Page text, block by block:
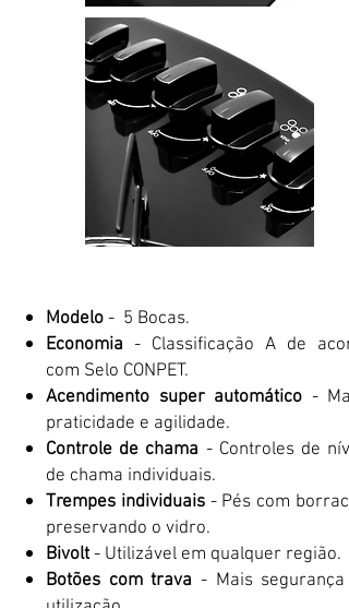
Modelo - 5 Bocas.
Economia - Classificação A de
com Selo CONPET.
Acendimento super automático -
praticidade e agilidade.
Controle de chama - Controles de
de chama individuais.
Trempes individuais- Pés com
preservando o vidro.
Bivolt- Utilizável em qualquer região.
Botões com trava - Mais segurança